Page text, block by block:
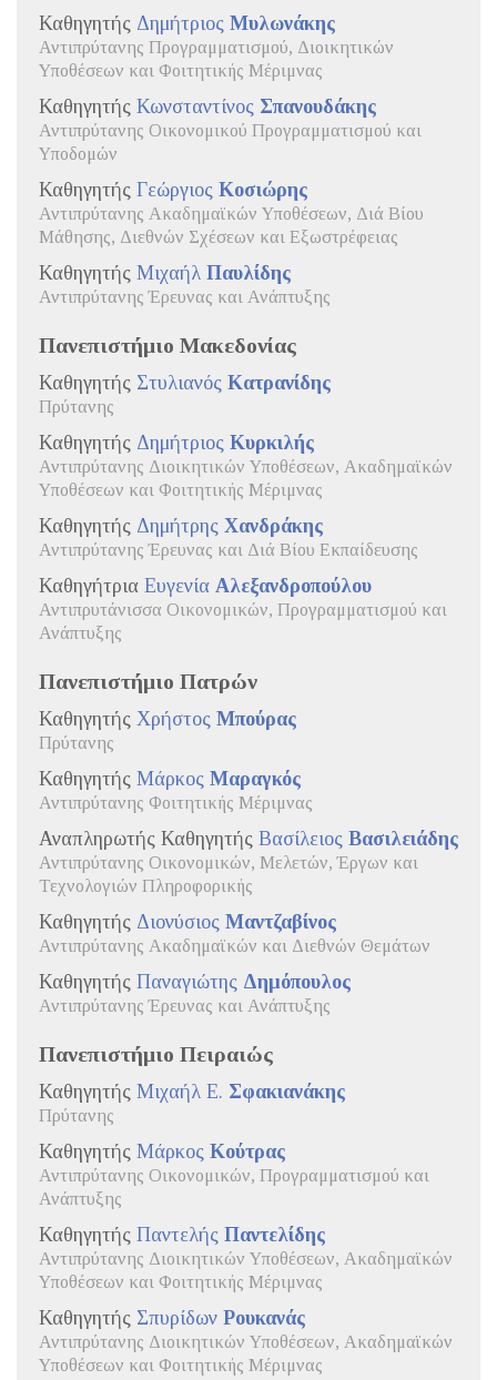
Καθηγητής Δημήτριος Μυλωνάκης
Αντιπρύτανης Προγραμματισμού, Διοικητικών
Υποθέσεων και Φοιτητικής Μέριμνας
Καθηγητής Κωνσταντίνος Σπανουδάκης
Αντιπρύτανης Οικονομικού Προγραμματισμού και
Υποδομών
Καθηγητής Γεώργιος Κοσιώρης
Αντιπρύτανης Ακαδημαϊκών Υποθέσεων, Διά Βίου
Μάθησης, Διεθνών Σχέσεων και Εξωστρέφειας
Καθηγητής Μιχαήλ Παυλίδης
Αντιπρύτανης Έρευνας και Ανάπτυξης
Πανεπιστήμιο Μακεδονίας
Καθηγητής Στυλιανός Κατρανίδης
Πρύτανης
Καθηγητής Δημήτριος Κυρκιλής
Αντιπρύτανης Διοικητικών Υποθέσεων, Ακαδημαϊκών
Υποθέσεων και Φοιτητικής Μέριμνας
Καθηγητής Δημήτρης Χανδράκης
Αντιπρύτανης Έρευνας και Διά Βίου Εκπαίδευσης
Καθηγήτρια Ευγενία Αλεξανδροπούλου
Αντιπρυτάνισσα Οικονομικών, Προγραμματισμού και
Ανάπτυξης
Πανεπιστήμιο Πατρών
Καθηγητής Χρήστος Μπούρας
Πρύτανης
Καθηγητής Μάρκος Μαραγκός
Αντιπρύτανης Φοιτητικής Μέριμνας
Αναπληρωτής Καθηγητής Βασίλειος Βασιλειάδης
Αντιπρύτανης Οικονομικών, Μελετών, Έργων και
Τεχνολογιών Πληροφορικής
Καθηγητής Διονύσιος Μαντζαβίνος
Αντιπρύτανης Ακαδημαϊκών και Διεθνών Θεμάτων
Καθηγητής Παναγιώτης Δημόπουλος
Αντιπρύτανης Έρευνας και Ανάπτυξης
Πανεπιστήμιο Πειραιώς
Καθηγητής Μιχαήλ Ε. Σφακιανάκης
Πρύτανης
Καθηγητής Μάρκος Κούτρας
Αντιπρύτανης Οικονομικών, Προγραμματισμού και
Ανάπτυξης
Καθηγητής Παντελής Παντελίδης
Αντιπρύτανης Διοικητικών Υποθέσεων, Ακαδημαϊκών
Υποθέσεων και Φοιτητικής Μέριμνας
Καθηγητής Σπυρίδων Ρουκανάς
Αντιπρύτανης Διοικητικών Υποθέσεων, Ακαδημαϊκών
Υποθέσεων και Φοιτητικής Μέριμνας